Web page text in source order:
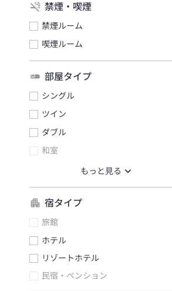
禁煙・喫煙
禁煙ルーム
喫煙ルーム
部屋タイプ
シングル
ツイン
ダブル
和室
宿タイプ
旅館
ホテル
リゾートホテル
民宿・ペンション